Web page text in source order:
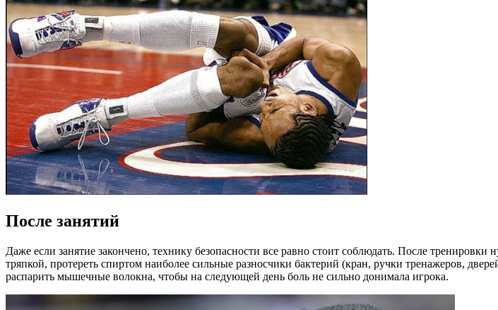
После занятий
Даже если занятие закончено, технику безопасности все равно стоит соблюдать. После
тряпкой, протереть спиртом наиболее сильные разносчики бактерий (кран, ручки тренажеров,
распарить мышечные волокна, чтобы на следующей день боль не сильно донимала игрока.